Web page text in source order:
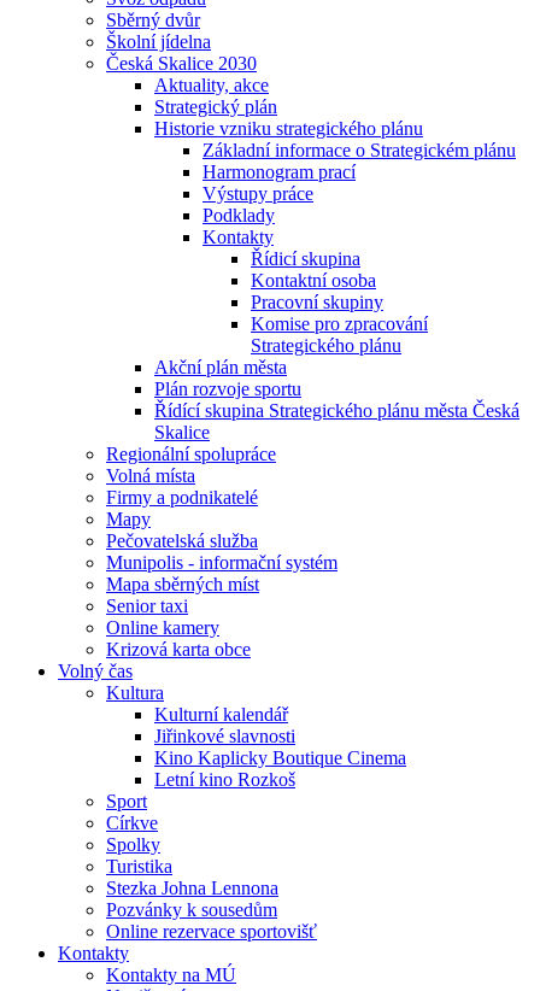
Sběrný dvůr
Školní jídelna
Česká Skalice 2030
Aktuality, akce
Strategický plán
Historie vzniku strategického plánu
Základní informace o Strategickém plánu
Harmonogram prací
Výstupy práce
Podklady
Kontakty
Řídicí skupina
Kontaktní osoba
Pracovní skupiny
Komise pro zpracování
Strategického plánu
Akční plán města
Plán rozvoje sportu
Řídící skupina Strategického plánu města Česká
Skalice
Regionální spolupráce
Volná místa
Firmy a podnikatelé
Mapy
Pečovatelská služba
Munipolis - informační systém
Mapa sběrných míst
Senior taxi
Online kamery
Krizová karta obce
Volný čas
Kultura
Kulturní kalendář
Jiřinkové slavnosti
Kino Kaplicky Boutique Cinema
Letní kino Rozkoš
Sport
Církve
Spolky
Turistika
Stezka Johna Lennona
Pozvánky k sousedům
Online rezervace sportovišť
Kontakty
Kontakty na MÚ